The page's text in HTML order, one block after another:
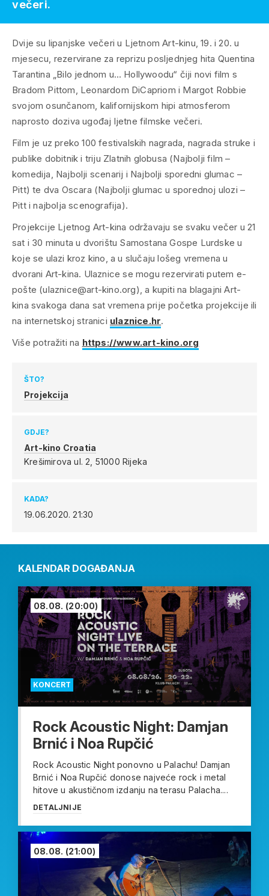
Dvije su lipanjske večeri u Ljetnom Art-kinu, 19. i 20. u
mjesecu, rezervirane za reprizu posljednjeg hita Quentina
Tarantina „Bilo jednom u… Hollywoodu“ čiji novi film s
Bradom Pittom, Leonardom DiCapriom i Margot Robbie
svojom osunčanom, kalifornijskom hipi atmosferom
naprosto doziva ugođaj ljetne filmske večeri.
Film je uz preko 100 festivalskih nagrada, nagrada struke i
publike dobitnik i triju Zlatnih globusa (Najbolji film –
komedija, Najbolji scenarij i Najbolji sporedni glumac –
Pitt) te dva Oscara (Najbolji glumac u sporednoj ulozi –
Pitt i najbolja scenografija).
Projekcije Ljetnog Art-kina održavaju se svaku večer u 21
sat i 30 minuta u dvorištu Samostana Gospe Lurdske u
koje se ulazi kroz kino, a u slučaju lošeg vremena u
dvorani Art-kina. Ulaznice se mogu rezervirati putem e-
pošte (ulaznice@art-kino.org), a kupiti na blagajni Art-
kina svakoga dana sat vremena prije početka projekcije ili
na internetskoj stranici ulaznice.hr.
Više potražiti na https://www.art-kino.org
ŠTO?
Projekcija
GDJE?
Art-kino Croatia
Krešimirova ul. 2, 51000 Rijeka
KADA?
19.06.2020.21:30
večeri.
KALENDAR DOGAĐANJA
KONCERT
08.08. (20:00)
Rock Acoustic Night: Damjan
Brnić i Noa Rupčić
Rock Acoustic Night ponovno u Palachu! Damjan
Brnić i Noa Rupčić donose najveće rock i metal
hitove u akustičnom izdanju na terasu Palacha....
DETALJNIJE
08.08. (21:00)